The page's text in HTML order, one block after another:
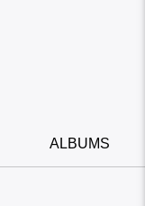
ALBUMS